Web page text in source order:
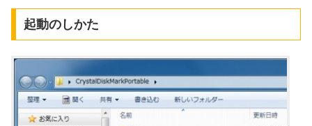
起動のしかた